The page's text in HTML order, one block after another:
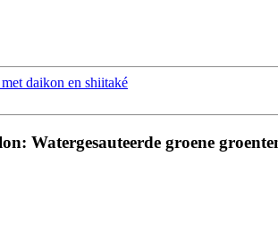
daikon en shiitaké
Watergesauteerde groene